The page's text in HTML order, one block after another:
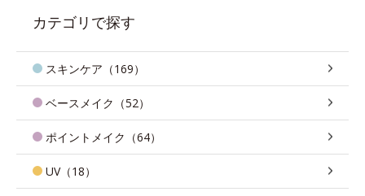
カテゴリで探す
スキンケア（169）
ベースメイク（52）
ポイントメイク（64）
UV（18）